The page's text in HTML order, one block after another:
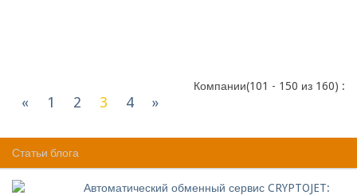
« 1 2 3 4 »
Компании(101 - 150 из 160) :
Статьи блога
Автоматический обменный сервис CRYPTOJET: